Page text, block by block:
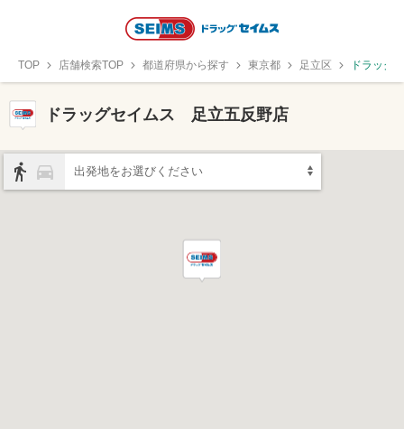
TOP 店舗検索TOP 都道府県から探す 東京都 足立区 ドラッグ
ドラッグセイムス 足立五反野店
出発地をお選びください